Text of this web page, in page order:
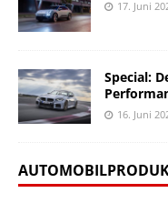
17. Juni
Special:
16. Juni